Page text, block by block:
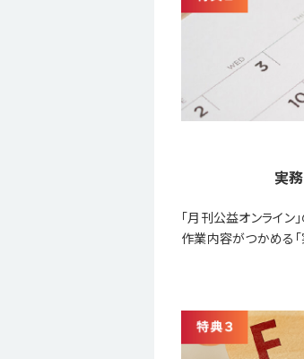
実
「月刊公益オンライ
作業内容がつかめる「